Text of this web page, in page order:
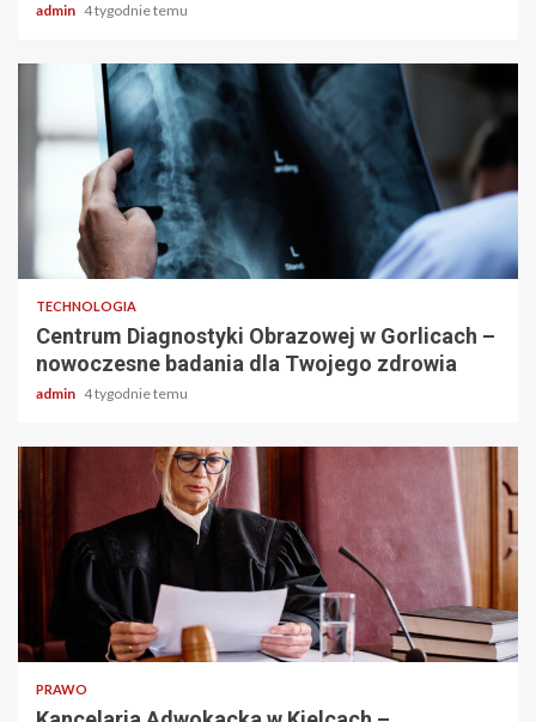
admin 4 tygodnie temu
2 min odczytu
TECHNOLOGIA
Centrum Diagnostyki Obrazowej w Gorlicach –
nowoczesne badania dla Twojego zdrowia
admin 4 tygodnie temu
2 min odczytu
PRAWO